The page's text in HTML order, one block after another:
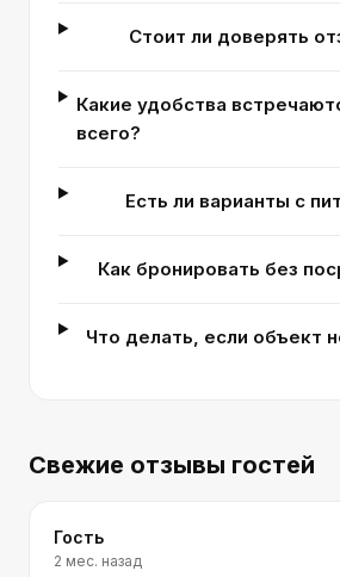
Стоит ли доверять
Какие удобства
всего?
Есть ли варианты с
Как бронировать без
Что делать, если объект
Свежие отзывы гостей
Гость
2 мес. назад